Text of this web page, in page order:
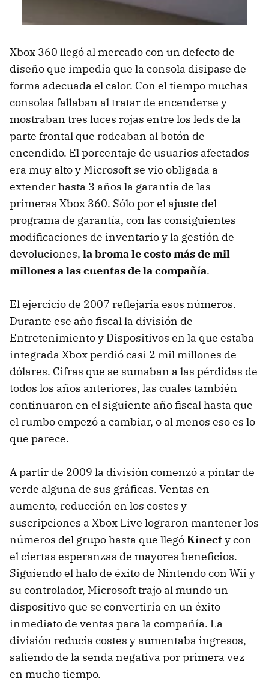
Xbox 360 llegó al mercado con un defecto de
diseño que impedía que la consola disipase de
forma adecuada el calor. Con el tiempo muchas
consolas fallaban al tratar de encenderse y
mostraban tres luces rojas entre los leds de la
parte frontal que rodeaban al botón de
encendido. El porcentaje de usuarios afectados
era muy alto y Microsoft se vio obligada a
extender hasta 3 años la garantía de las
primeras Xbox 360. Sólo por el ajuste del
programa de garantía, con las consiguientes
modificaciones de inventario y la gestión de
devoluciones, la broma le costo más de mil
millones a las cuentas de la compañía.
El ejercicio de 2007 reflejaría esos números.
Durante ese año fiscal la división de
Entretenimiento y Dispositivos en la que estaba
integrada Xbox perdió casi 2 mil millones de
dólares. Cifras que se sumaban a las pérdidas de
todos los años anteriores, las cuales también
continuaron en el siguiente año fiscal hasta que
el rumbo empezó a cambiar, o al menos eso es lo
que parece.
A partir de 2009 la división comenzó a pintar de
verde alguna de sus gráficas. Ventas en
aumento, reducción en los costes y
suscripciones a Xbox Live lograron mantener los
números del grupo hasta que llegóKinecty con
el ciertas esperanzas de mayores beneficios.
Siguiendo el halo de éxito de Nintendo con Wii y
su controlador, Microsoft trajo al mundo un
dispositivo que se convertiría en un éxito
inmediato de ventas para la compañía. La
división reducía costes y aumentaba ingresos,
saliendo de la senda negativa por primera vez
en mucho tiempo.